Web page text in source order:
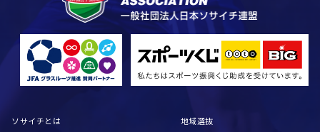
ソサイチとは 地域選抜